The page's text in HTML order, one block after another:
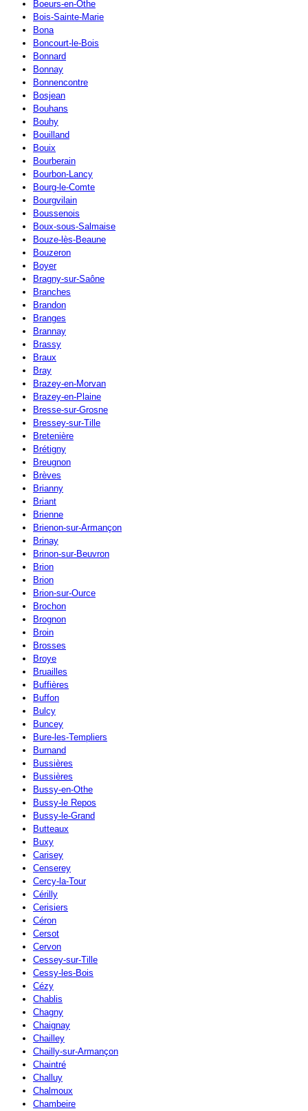
Boeurs-en-Othe
Bois-Sainte-Marie
Bona
Boncourt-le-Bois
Bonnard
Bonnay
Bonnencontre
Bosjean
Bouhans
Bouhy
Bouilland
Bouix
Bourberain
Bourbon-Lancy
Bourg-le-Comte
Bourgvilain
Boussenois
Boux-sous-Salmaise
Bouze-lès-Beaune
Bouzeron
Boyer
Bragny-sur-Saône
Branches
Brandon
Branges
Brannay
Brassy
Braux
Bray
Brazey-en-Morvan
Brazey-en-Plaine
Bresse-sur-Grosne
Bressey-sur-Tille
Bretenière
Brétigny
Breugnon
Brèves
Brianny
Briant
Brienne
Brienon-sur-Armançon
Brinay
Brinon-sur-Beuvron
Brion
Brion
Brion-sur-Ource
Brochon
Brognon
Broin
Brosses
Broye
Bruailles
Buffières
Buffon
Bulcy
Buncey
Bure-les-Templiers
Burnand
Bussières
Bussières
Bussy-en-Othe
Bussy-le Repos
Bussy-le-Grand
Butteaux
Buxy
Carisey
Censerey
Cercy-la-Tour
Cérilly
Cerisiers
Céron
Cersot
Cervon
Cessey-sur-Tille
Cessy-les-Bois
Cézy
Chablis
Chagny
Chaignay
Chailley
Chailly-sur-Armançon
Chaintré
Challuy
Chalmoux
Chambeire